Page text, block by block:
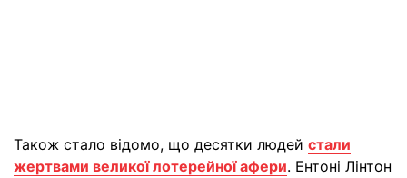
Також стало відомо, що десятки людей стали
жертвами великої лотерейної афери. Ентоні Лінтон